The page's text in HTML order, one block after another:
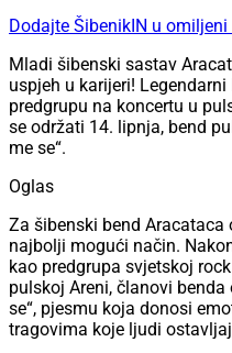
Dodajte ŠibenikIN u
Mladi šibenski sastav
uspjeh u karijeri!
predgrupu na koncertu u
se održati 14. lipnja, bend
me se“.
Oglas
Za šibenski bend
najbolji mogući način.
kao predgrupa svjetskoj
pulskoj Areni, članovi
se“, pjesmu koja donosi
tragovima koje ljudi